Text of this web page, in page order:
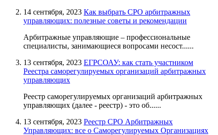
14 сентября, 2023 Как выбрать СРО арбитражных
управляющих: полезные советы и рекомендации
Арбитражные управляющие – профессиональные
специалисты, занимающиеся вопросами несост......
13 сентября, 2023 ЕГРСОАУ: как стать участником
Реестра саморегулируемых организаций арбитражных
управляющих
Реестр саморегулируемых организаций арбитражных
управляющих (далее - реестр) - это об......
13 сентября, 2023 Реестр СРО Арбитражных
Управляющих: все о Саморегулируемых Организациях